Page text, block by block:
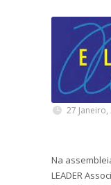
27 Janeiro,
Na
LEADER